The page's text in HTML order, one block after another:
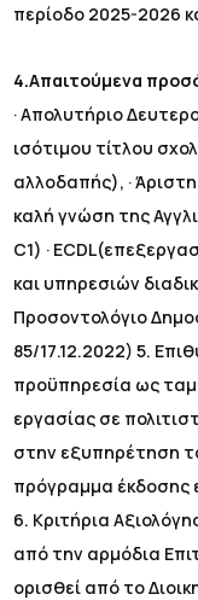
περίοδο 2025-2026
4.Απαιτούμενα
· Απολυτήριο
ισότιμου τίτλου
αλλοδαπής), ·
καλή γνώση της
C1) ·
και υπηρεσιών
Προσοντολόγιο
85/17.12.2022) 5.
προϋπηρεσία ως
εργασίας σε
στην εξυπηρέτηση
πρόγραμμα έκδοσης
6. Κριτήρια
από την αρμόδια
ορισθεί από το